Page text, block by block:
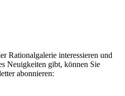
Rationalgalerie interessieren und
Neuigkeiten gibt, können Sie
abonnieren: